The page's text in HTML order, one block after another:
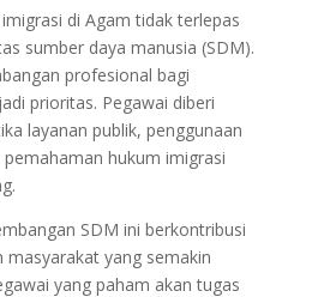
di Agam tidak terlepas
sumber daya manusia (SDM).
profesional bagi
prioritas. Pegawai diberi
layanan publik, penggunaan
hukum imigrasi
SDM ini berkontribusi
masyarakat yang semakin
yang paham akan tugas